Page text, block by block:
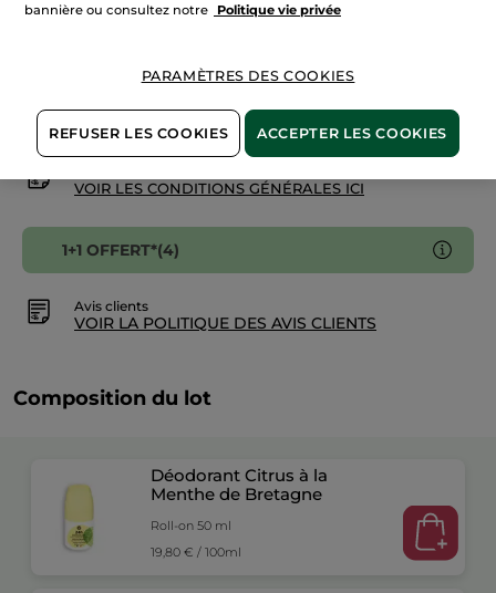
Paiement sécurisé
Satisfait ou remboursé
VOIR LES CONDITIONS GÉNÉRALES ICI
1+1 OFFERT*(4)
Avis clients
VOIR LA POLITIQUE DES AVIS CLIENTS
Composition du lot
Déodorant Citrus à la
Menthe de Bretagne
Roll-on 50 ml
19,80 € / 100ml
bannière ou consultez notre
Politique vie privée
PARAMÈTRES DES COOKIES
REFUSER LES COOKIES ACCEPTER LES COOKIES